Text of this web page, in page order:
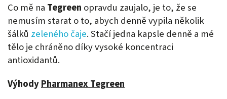
Co mě na Tegreen opravdu zaujalo, je to, že se
nemusím starat o to, abych denně vypila několik
šálků zeleného čaje. Stačí jedna kapsle denně a mé
tělo je chráněno díky vysoké koncentraci
antioxidantů.
VýhodyPharmanex Tegreen